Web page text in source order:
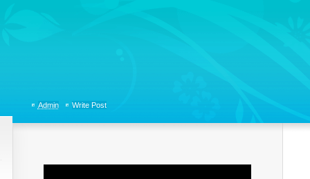
Admin Write Post